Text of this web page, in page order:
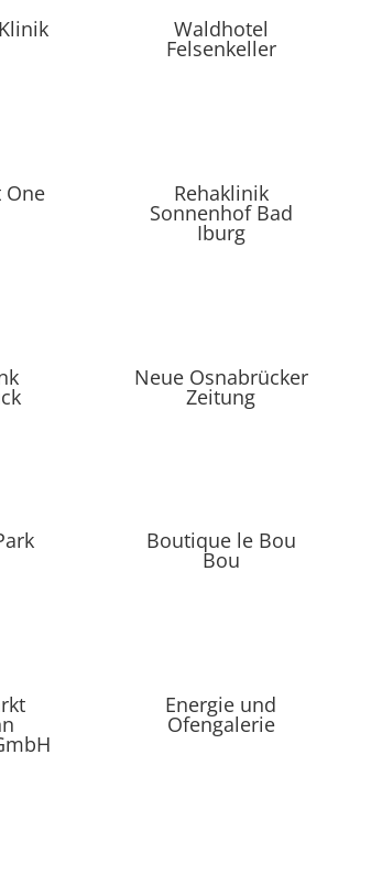
Waldhotel
Felsenkeller
One Rehaklinik
Sonnenhof Bad
Iburg
Neue Osnabrücker
Zeitung
Boutique le Bou
Bou
Energie und
Ofengalerie